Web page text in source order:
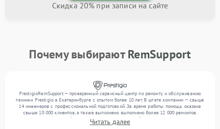
Скидка 20% при записи на сайте
Почему выбираютRemSupport
PrestigioRemSupport — проверенный сервисный центр по ремонту и обслуживанию
техники Prestigio в Екатеринбурге с опытом более 10 лет. В штате компании — свыше
14 инженеров с профессиональной подготовкой. За время работы помощь оказана
свыше 10 000 клиентов, а также выполнено выполнено более 12 000 ремонтов.
Ежемесячно в сервисный центр поступает от 300 устройств, включая , , . Мы беремся
за задачи любой сложности и гарантируем высокое качество обслуживания
Читать далее